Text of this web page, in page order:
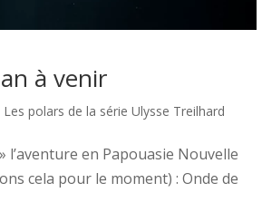
à venir
Les polars de la série Ulysse Treilhard
en Papouasie Nouvelle
cela pour le moment) : Onde de